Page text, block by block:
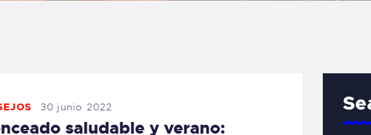
30 junio 2022
saludable y verano: